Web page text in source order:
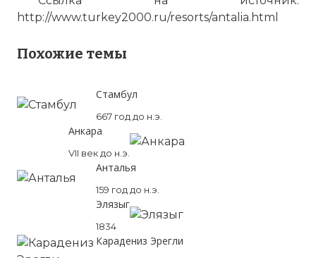
http://www.turkey2000.ru/resorts/antalia.html
Похожие темы
Стамбул
667 год до н.э.
Анкара
VII век до н.э.
Анталья
159 год до н.э.
Элязыг
1834
Карадениз Эрегли